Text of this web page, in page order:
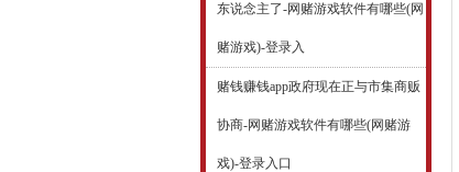
东说念主了-网赌游戏软件有哪些(网
赌游戏)-登录入
赌钱赚钱app政府现在正与市集商贩
协商-网赌游戏软件有哪些(网赌游
戏)-登录入口